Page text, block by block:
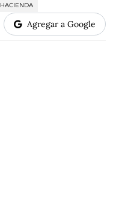
HACIENDA
Agregar a Google